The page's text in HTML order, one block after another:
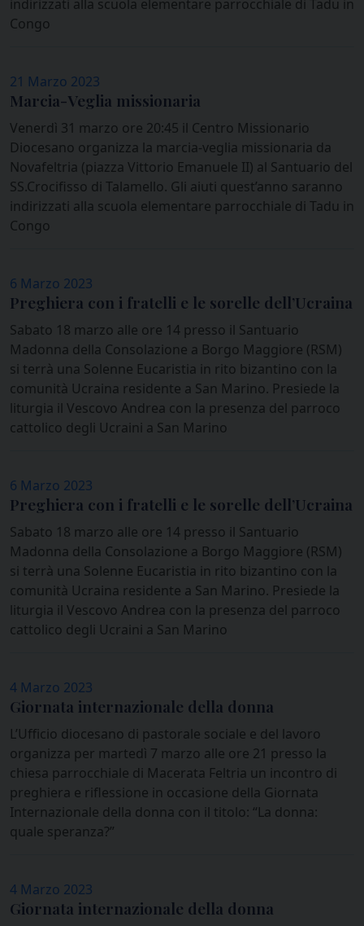
indirizzati alla scuola elementare parrocchiale di Tadu in
Congo
21 Marzo 2023
Marcia-Veglia missionaria
Venerdì 31 marzo ore 20:45 il Centro Missionario
Diocesano organizza la marcia-veglia missionaria da
Novafeltria (piazza Vittorio Emanuele II) al Santuario del
SS.Crocifisso di Talamello. Gli aiuti quest’anno saranno
indirizzati alla scuola elementare parrocchiale di Tadu in
Congo
6 Marzo 2023
Preghiera con i fratelli e le sorelle dell’Ucraina
Sabato 18 marzo alle ore 14 presso il Santuario
Madonna della Consolazione a Borgo Maggiore (RSM)
si terrà una Solenne Eucaristia in rito bizantino con la
comunità Ucraina residente a San Marino. Presiede la
liturgia il Vescovo Andrea con la presenza del parroco
cattolico degli Ucraini a San Marino
6 Marzo 2023
Preghiera con i fratelli e le sorelle dell’Ucraina
Sabato 18 marzo alle ore 14 presso il Santuario
Madonna della Consolazione a Borgo Maggiore (RSM)
si terrà una Solenne Eucaristia in rito bizantino con la
comunità Ucraina residente a San Marino. Presiede la
liturgia il Vescovo Andrea con la presenza del parroco
cattolico degli Ucraini a San Marino
4 Marzo 2023
Giornata internazionale della donna
L’Ufficio diocesano di pastorale sociale e del lavoro
organizza per martedì 7 marzo alle ore 21 presso la
chiesa parrocchiale di Macerata Feltria un incontro di
preghiera e riflessione in occasione della Giornata
Internazionale della donna con il titolo: “La donna:
quale speranza?”
4 Marzo 2023
Giornata internazionale della donna